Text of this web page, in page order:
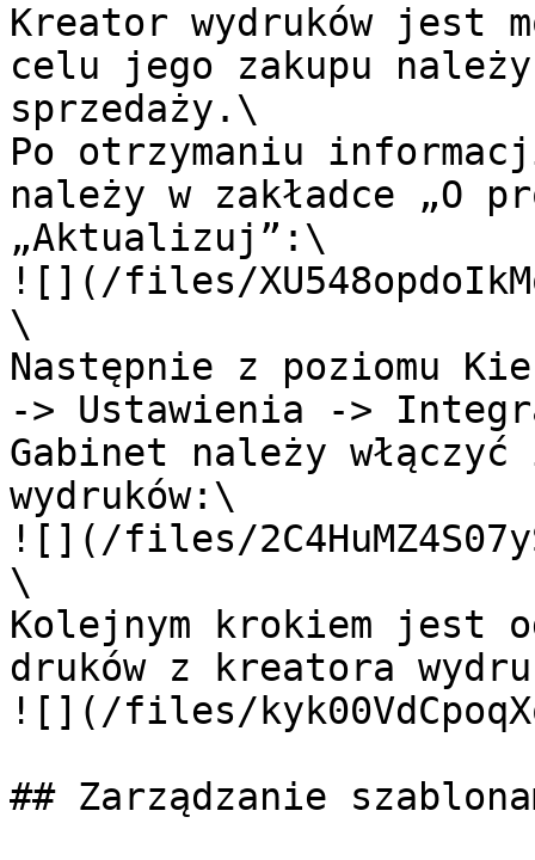
Kreator wydruków jest
celu jego zakupu
sprzedaży.\
Po otrzymaniu
należy w zakładce „O
„Aktualizuj”:\
![](/files/
\
Następnie z poziomu
-> Ustawienia ->
Gabinet należy
wydruków:\
![](/files/
\
Kolejnym krokiem jest
druków z kreatora
![](/files/
## Zarządzanie